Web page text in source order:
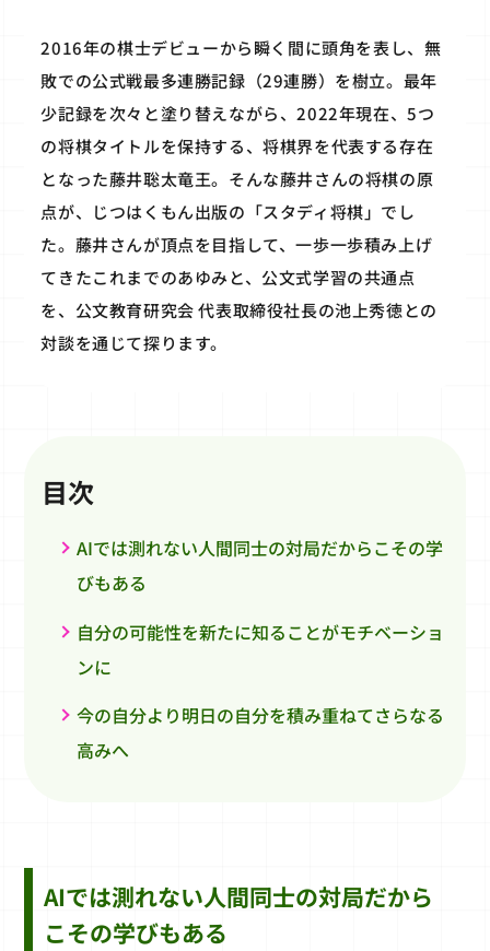
2016年の棋士デビューから瞬く間に頭角を表し、無
敗での公式戦最多連勝記録（29連勝）を樹立。最年
少記録を次々と塗り替えながら、2022年現在、5つ
の将棋タイトルを保持する、将棋界を代表する存在
となった藤井聡太竜王。そんな藤井さんの将棋の原
点が、じつはくもん出版の「スタディ将棋」でし
た。藤井さんが頂点を目指して、一歩一歩積み上げ
てきたこれまでのあゆみと、公文式学習の共通点
を、公文教育研究会 代表取締役社長の池上秀徳との
対談を通じて探ります。
目次
AIでは測れない人間同士の対局だからこその学
びもある
自分の可能性を新たに知ることがモチベーショ
ンに
今の自分より明日の自分を積み重ねてさらなる
高みへ
AIでは測れない人間同士の対局だから
こその学びもある